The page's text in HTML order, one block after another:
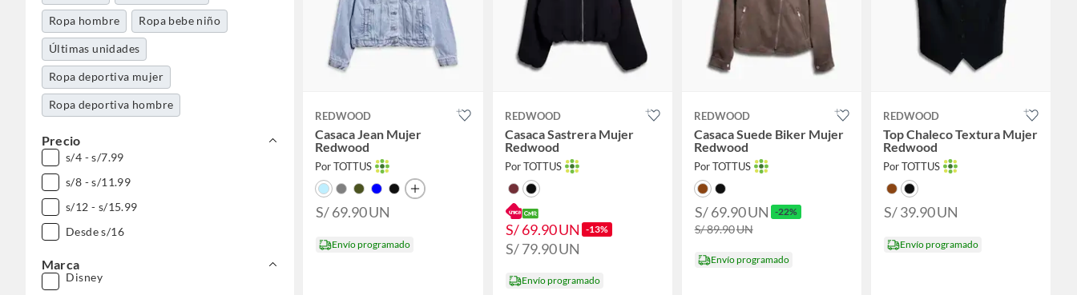
Ropa hombre Ropa bebe niño
Últimas unidades
Ropa deportiva mujer
Ropa deportiva hombre
Precio
s/4 - s/7.99
s/8 - s/11.99
s/12 - s/15.99
Desde s/16
Marca
Disney
REDWOOD
Casaca Jean Mujer
Redwood
Por TOTTUS
S/ 69.90UN
Envío programado
REDWOOD
Casaca Sastrera Mujer
Redwood
Por TOTTUS
S/ 69.90UN -13%
S/ 79.90UN
Envío programado
REDWOOD
Casaca Suede Biker Mujer
Redwood
Por TOTTUS
S/ 69.90UN -22%
S/ 89.90UN
Envío programado
REDWOOD
Top Chaleco Textura Mujer
Redwood
Por TOTTUS
S/ 39.90UN
Envío programado